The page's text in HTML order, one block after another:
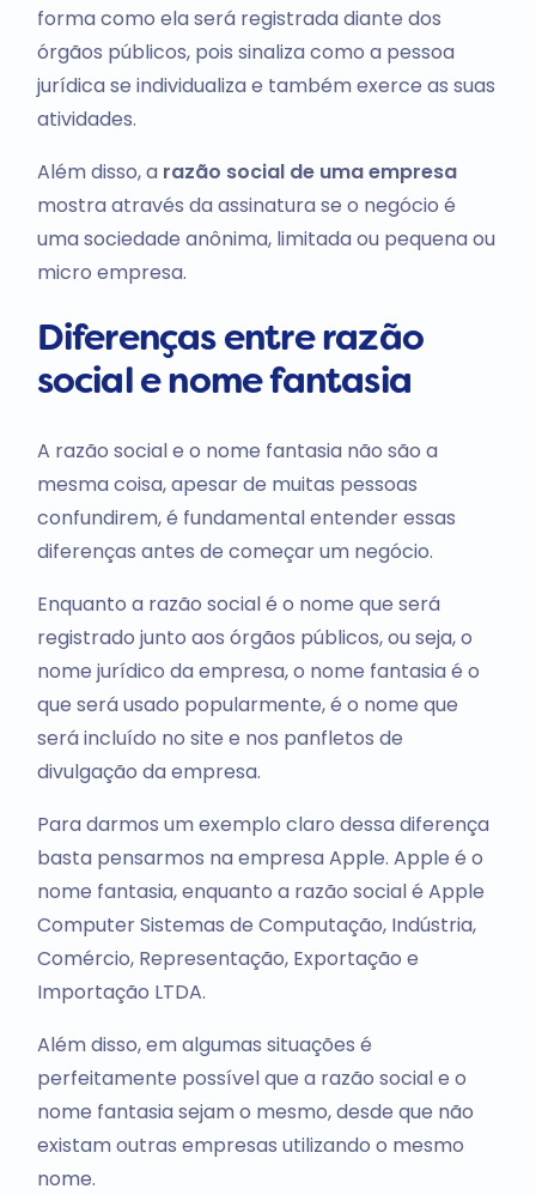
forma como ela será registrada diante dos
órgãos públicos, pois sinaliza como a pessoa
jurídica se individualiza e também exerce as suas
atividades.
Além disso, a razão social de uma empresa
mostra através da assinatura se o negócio é
uma sociedade anônima, limitada ou pequena ou
micro empresa.
Diferenças entre razão
social e nome fantasia
A razão social e o nome fantasia não são a
mesma coisa, apesar de muitas pessoas
confundirem, é fundamental entender essas
diferenças antes de começar um negócio.
Enquanto a razão social é o nome que será
registrado junto aos órgãos públicos, ou seja, o
nome jurídico da empresa, o nome fantasia é o
que será usado popularmente, é o nome que
será incluído no site e nos panfletos de
divulgação da empresa.
Para darmos um exemplo claro dessa diferença
basta pensarmos na empresa Apple. Apple é o
nome fantasia, enquanto a razão social é Apple
Computer Sistemas de Computação, Indústria,
Comércio, Representação, Exportação e
Importação LTDA.
Além disso, em algumas situações é
perfeitamente possível que a razão social e o
nome fantasia sejam o mesmo, desde que não
existam outras empresas utilizando o mesmo
nome.